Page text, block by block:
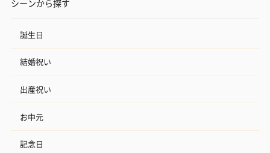
シーンから探す
誕生日
結婚祝い
出産祝い
お中元
記念日